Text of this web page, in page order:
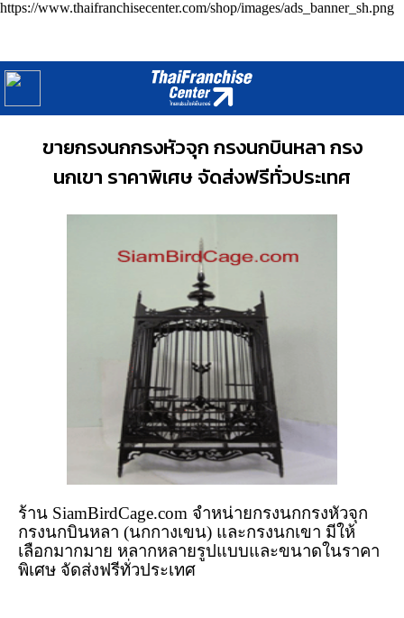
https://www.thaifranchisecenter.com/shop/images/ads_banner_sh.png
ร้านค้า SMEs Shop : List of SMEs Shop
หน้าแรก ร้านค้า SMEs Shop
ขายกรงนกกรงหัวจุก กรงนกบินหลา กรง
นกเขา ราคาพิเศษ จัดส่งฟรีทั่วประเทศ
ร้าน SiamBirdCage.com จำหน่ายกรงนกกรงหัวจุก
กรงนกบินหลา (นกกางเขน) และกรงนกเขา มีให้
เลือกมากมาย หลากหลายรูปแบบและขนาดในราคา
พิเศษ จัดส่งฟรีทั่วประเทศ